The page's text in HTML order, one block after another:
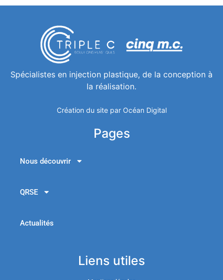
Spécialistes en injection plastique, de la conception à
la réalisation.
Création du site par Océan Digital
Pages
Nous découvrir
QRSE
Actualités
Liens utiles